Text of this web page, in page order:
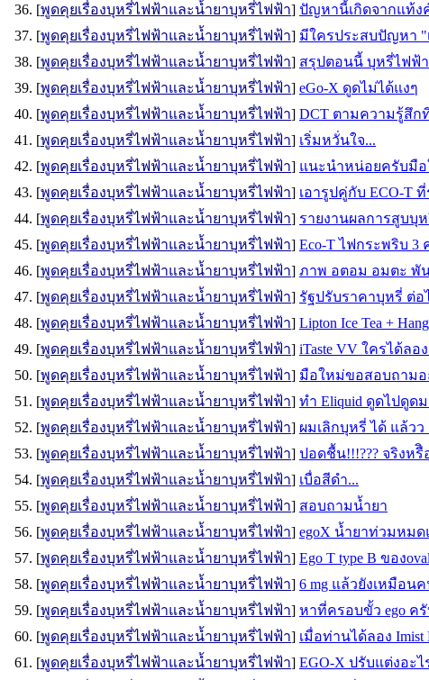
36. [พูดคุยเรื่องบุหรี่ไฟฟ้าและน้ำยาบุหรี่ไฟฟ้า] ปัญหานี้เกิดจากแท้ง
37. [พูดคุยเรื่องบุหรี่ไฟฟ้าและน้ำยาบุหรี่ไฟฟ้า] มีใครประสบปัญหา "
38. [พูดคุยเรื่องบุหรี่ไฟฟ้าและน้ำยาบุหรี่ไฟฟ้า] สรุปตอนนี้ บุหรี่ไฟฟ้
39. [พูดคุยเรื่องบุหรี่ไฟฟ้าและน้ำยาบุหรี่ไฟฟ้า] eGo-X ดูดไม่ได้แงๆ
40. [พูดคุยเรื่องบุหรี่ไฟฟ้าและน้ำยาบุหรี่ไฟฟ้า] DCT ตามความรู้สึก
41. [พูดคุยเรื่องบุหรี่ไฟฟ้าและน้ำยาบุหรี่ไฟฟ้า] เริ่มหวั่นใจ...
42. [พูดคุยเรื่องบุหรี่ไฟฟ้าและน้ำยาบุหรี่ไฟฟ้า] แนะนำหน่อยครับมือ
43. [พูดคุยเรื่องบุหรี่ไฟฟ้าและน้ำยาบุหรี่ไฟฟ้า] เอารูปคู่กับ ECO-T
44. [พูดคุยเรื่องบุหรี่ไฟฟ้าและน้ำยาบุหรี่ไฟฟ้า] รายงานผลการสูบบุ
45. [พูดคุยเรื่องบุหรี่ไฟฟ้าและน้ำยาบุหรี่ไฟฟ้า] Eco-T ไฟกระพริบ 3
46. [พูดคุยเรื่องบุหรี่ไฟฟ้าและน้ำยาบุหรี่ไฟฟ้า] ภาพ อตอม อมตะ พั
47. [พูดคุยเรื่องบุหรี่ไฟฟ้าและน้ำยาบุหรี่ไฟฟ้า] รัฐปรับราคาบุหรี่ ต่
48. [พูดคุยเรื่องบุหรี่ไฟฟ้าและน้ำยาบุหรี่ไฟฟ้า] Lipton Ice Tea +
49. [พูดคุยเรื่องบุหรี่ไฟฟ้าและน้ำยาบุหรี่ไฟฟ้า] iTaste VV ใครได้ลอ
50. [พูดคุยเรื่องบุหรี่ไฟฟ้าและน้ำยาบุหรี่ไฟฟ้า] มือใหม่ขอสอบถาม
51. [พูดคุยเรื่องบุหรี่ไฟฟ้าและน้ำยาบุหรี่ไฟฟ้า] ทำ Eliquid ดูดไปดูด
52. [พูดคุยเรื่องบุหรี่ไฟฟ้าและน้ำยาบุหรี่ไฟฟ้า] ผมเลิกบุหรี่ ได้ แล้วว
53. [พูดคุยเรื่องบุหรี่ไฟฟ้าและน้ำยาบุหรี่ไฟฟ้า] ปอดชื้น!!!??? จริงหรืิ
54. [พูดคุยเรื่องบุหรี่ไฟฟ้าและน้ำยาบุหรี่ไฟฟ้า] เบื่อสีดำ...
55. [พูดคุยเรื่องบุหรี่ไฟฟ้าและน้ำยาบุหรี่ไฟฟ้า] สอบถามน้ำยา
56. [พูดคุยเรื่องบุหรี่ไฟฟ้าและน้ำยาบุหรี่ไฟฟ้า] egoX น้ำยาท่วมหมด
57. [พูดคุยเรื่องบุหรี่ไฟฟ้าและน้ำยาบุหรี่ไฟฟ้า] Ego T type B ของ
58. [พูดคุยเรื่องบุหรี่ไฟฟ้าและน้ำยาบุหรี่ไฟฟ้า] 6 mg แล้วยังเหมือน
59. [พูดคุยเรื่องบุหรี่ไฟฟ้าและน้ำยาบุหรี่ไฟฟ้า] หาที่ครอบขั้ว ego ค
60. [พูดคุยเรื่องบุหรี่ไฟฟ้าและน้ำยาบุหรี่ไฟฟ้า] เมื่อท่านได้ลอง
61. [พูดคุยเรื่องบุหรี่ไฟฟ้าและน้ำยาบุหรี่ไฟฟ้า] EGO-X ปรับแต่งอะ